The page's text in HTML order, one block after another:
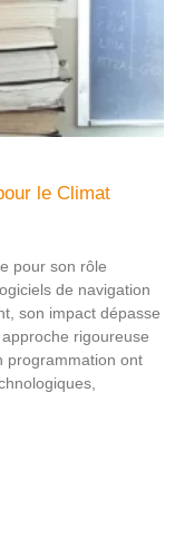
le Climat
pour son rôle
de navigation
son impact dépasse
rigoureuse
programmation ont